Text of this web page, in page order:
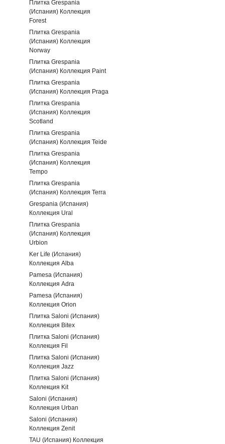
Плитка Grespania
(Испания) Коллекция
Forest
Плитка Grespania
(Испания) Коллекция
Norway
Плитка Grespania
(Испания) Коллекция Paint
Плитка Grespania
(Испания) Коллекция Praga
Плитка Grespania
(Испания) Коллекция
Scotland
Плитка Grespania
(Испания) Коллекция Teide
Плитка Grespania
(Испания) Коллекция
Tempo
Плитка Grespania
(Испания) Коллекция Terra
Grespania (Испания)
Коллекция Ural
Плитка Grespania
(Испания) Коллекция
Urbion
Ker Life (Испания)
Коллекция Alba
Pamesa (Испания)
Коллекция Adra
Pamesa (Испания)
Коллекция Orion
Плитка Saloni (Испания)
Коллекция Bitex
Плитка Saloni (Испания)
Коллекция Fil
Плитка Saloni (Испания)
Коллекция Jazz
Плитка Saloni (Испания)
Коллекция Kit
Saloni (Испания)
Коллекция Urban
Saloni (Испания)
Коллекция Zenit
TAU (Испания) Коллекция